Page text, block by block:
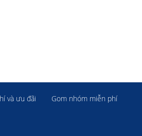
và ưu đãi
Gom nhóm miễn phí